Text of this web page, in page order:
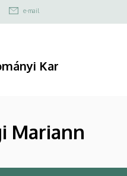
e-mail
Kar
Mariann